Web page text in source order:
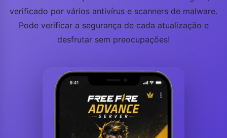
verificado por vários antivírus e scanners de malware.
Pode verificar a segurança de cada atualização e
desfrutar sem preocupações!